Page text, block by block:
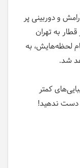
و دوربینی پر
قطار به تهران
لحظه‌هایش، به
شد.
کمتر
دست ندهید!